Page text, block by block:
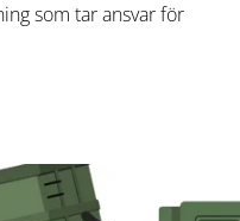
som tar ansvar för